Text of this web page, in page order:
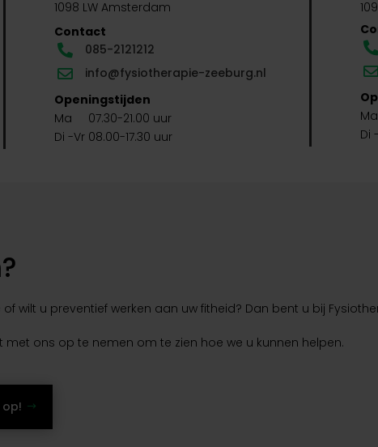
1098 LW Amsterdam
Contact
 085-2121212

info@fysiotherapie-zeeburg.nl
Openingstijden
Ma 07.30-21.00 uur
Di -Vr 08.00-17.30 uur


Di
wilt u preventief werken aan uw fitheid? Dan bent u bij
ons op te nemen om te zien hoe we u kunnen helpen.